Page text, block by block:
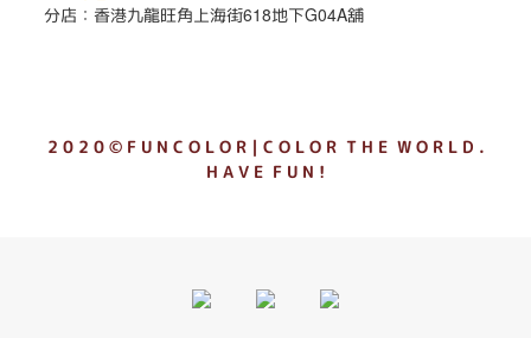
分店： 香港九龍旺角上海街618地下G04A舖
2 0 2 0 © F U N C O L O R｜C O L O R T H E W O R L D .
H A V E F U N !